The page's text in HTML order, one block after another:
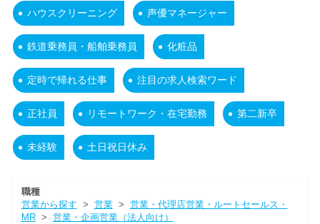
ハウスクリーニング 声優マネージャー
鉄道乗務員・船舶乗務員 化粧品
定時で帰れる仕事 注目の求人検索ワード
正社員 リモートワーク・在宅勤務 第二新卒
未経験 土日祝日休み
職種
営業から探す > 営業> 営業・代理店営業・ルートセールス・
MR> 営業・企画営業（法人向け）